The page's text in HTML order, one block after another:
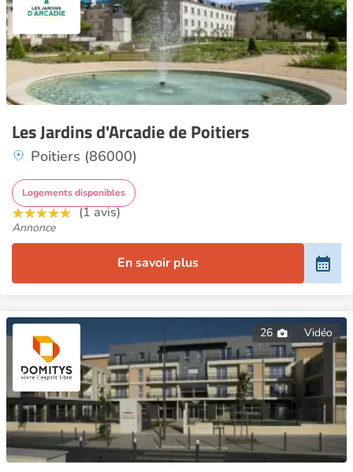
Les Jardins d'Arcadie de Poitiers
Poitiers (86000)
Logements disponibles
(1 avis)
Annonce
En savoir plus
26 Vidéo